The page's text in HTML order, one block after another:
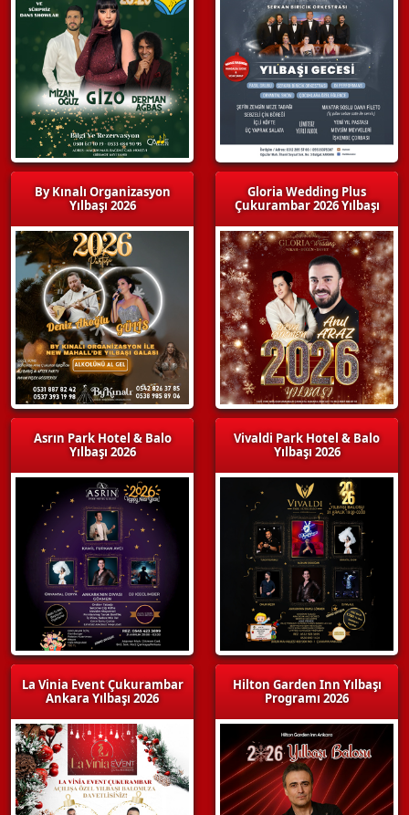
By Kınalı Organizasyon
Yılbaşı 2026
Asrın Park Hotel & Balo
Yılbaşı 2026
La Vinia Event Çukurambar
Ankara Yılbaşı 2026
Gloria Wedding Plus
Çukurambar 2026 Yılbaşı
Vivaldi Park Hotel & Balo
Yılbaşı 2026
Hilton Garden Inn Yılbaşı
Programı 2026